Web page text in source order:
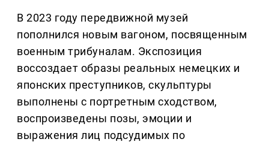
В 2023 году передвижной музей
пополнился новым вагоном, посвященным
военным трибуналам. Экспозиция
воссоздает образы реальных немецких и
японских преступников, скульптуры
выполнены с портретным сходством,
воспроизведены позы, эмоции и
выражения лиц подсудимых по